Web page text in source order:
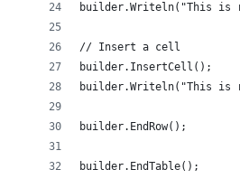
builder.Writeln("This is
// Insert a cell
builder.InsertCell();
builder.Writeln("This is
builder.EndRow();
builder.EndTable();